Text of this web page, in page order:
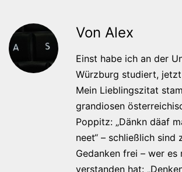
Von Alex
Einst habe ich an der
Würzburg studiert,
Mein Lieblingszitat
grandiosen
Poppitz: „Dänkn däaf
neet“ – schließlich sind
Gedanken frei – wer es
verstanden hat: